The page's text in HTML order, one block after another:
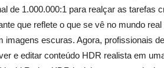
de 1.000.000:1 para realçar as tarefas
que reflete o que se vê no mundo
escuras. Agora, profissionais
e editar conteúdo HDR realista em